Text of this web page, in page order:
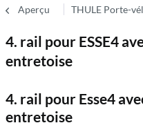
Aperçu THULE Porte-
4. rail pour ESSE4
entretoise
4. rail pour Esse4
entretoise